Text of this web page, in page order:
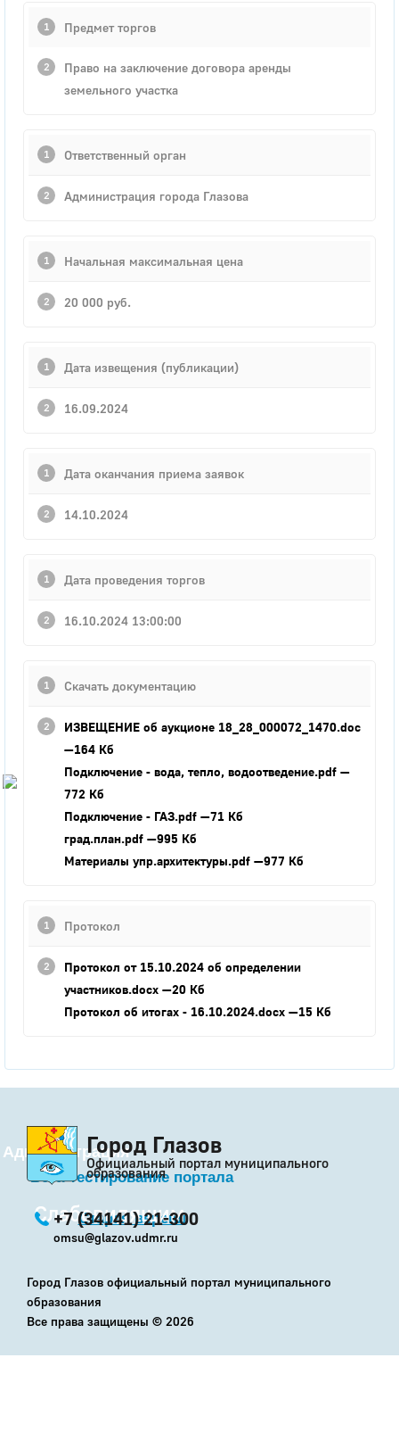
Город
Официальный портал
муниципального
История
Настоящее
Стратегия
Гостям
Глава
КСО
Дума
+7 (34141) 21-300
Администрация
Бета-тестирование портала
Старая версия
Слабовидящим
Предмет торгов
Право на заключение договора аренды
земельного участка
Ответственный орган
Администрация города Глазова
Начальная максимальная цена
20 000 руб.
Дата извещения (публикации)
16.09.2024
Дата оканчания приема заявок
14.10.2024
Дата проведения торгов
16.10.2024 13:00:00
Скачать документацию
ИЗВЕЩЕНИЕ об аукционе 18_28_000072_1470.doc
—164 Кб
Подключение - вода, тепло, водоотведение.pdf —
772 Кб
Подключение - ГАЗ.pdf —71 Кб
град.план.pdf —995 Кб
Материалы упр.архитектуры.pdf —977 Кб
Протокол
Протокол от 15.10.2024 об определении
участников.docx —20 Кб
Протокол об итогах - 16.10.2024.docx —15 Кб
Город Глазов
Официальный портал муниципального
образования
+7 (34141) 21-300
omsu@glazov.udmr.ru
Город Глазов официальный портал муниципального
образования
Все права защищены © 2026